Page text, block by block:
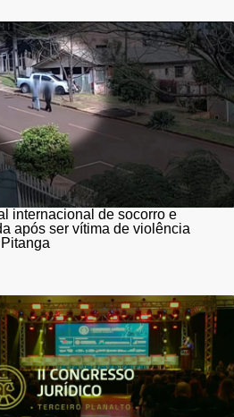
internacional de socorro e
após ser vítima de violência